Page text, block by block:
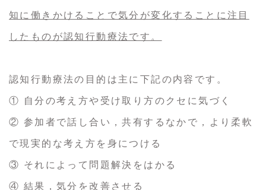
知に働きかけることで気分が変化することに注目
したものが認知行動療法です。
認知行動療法の目的は主に下記の内容です。
① 自分の考え方や受け取り方のクセに気づく
② 参加者で話し合い，共有するなかで，より柔軟
で現実的な考え方を身につける
③ それによって問題解決をはかる
④ 結果，気分を改善させる